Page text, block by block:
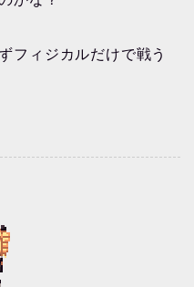
フィジカルだけで戦う